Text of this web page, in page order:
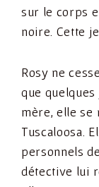
sur le corps
noire. Cette
Rosy ne
que
mère, elle se
Tuscaloosa.
personnels
détective lui